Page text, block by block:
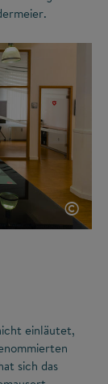
©
einläutet,
sich das